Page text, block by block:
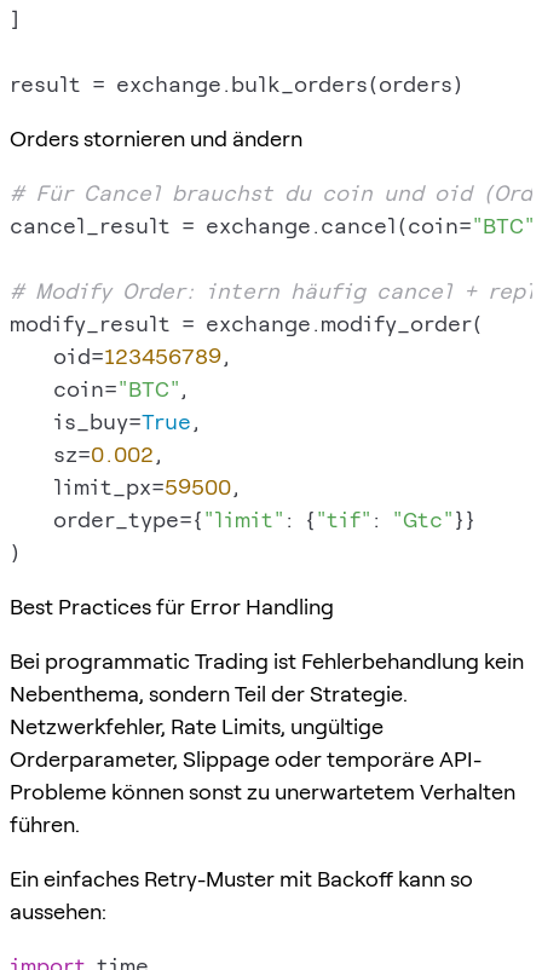
]
Orders stornieren und ändern
# Für Cancel brauchst du coin und oid
cancel_result = exchange.cancel(coin="BTC"
# Modify Order: intern häufig cancel +
modify_result = exchange.modify_order(
    oid=
123456789,
    coin=
"BTC",
    is_buy=
True,
    sz=
0.002,
    limit_px=
59500,
    order_type={
"limit" : {"tif" : "Gtc"}}
Best Practices für Error Handling
Bei programmatic Trading ist Fehlerbehandlung kein
Nebenthema, sondern Teil der Strategie.
Netzwerkfehler, Rate Limits, ungültige
Orderparameter, Slippage oder temporäre API-
Probleme können sonst zu unerwartetem Verhalten
führen.
Ein einfaches Retry-Muster mit Backoff kann so
aussehen: